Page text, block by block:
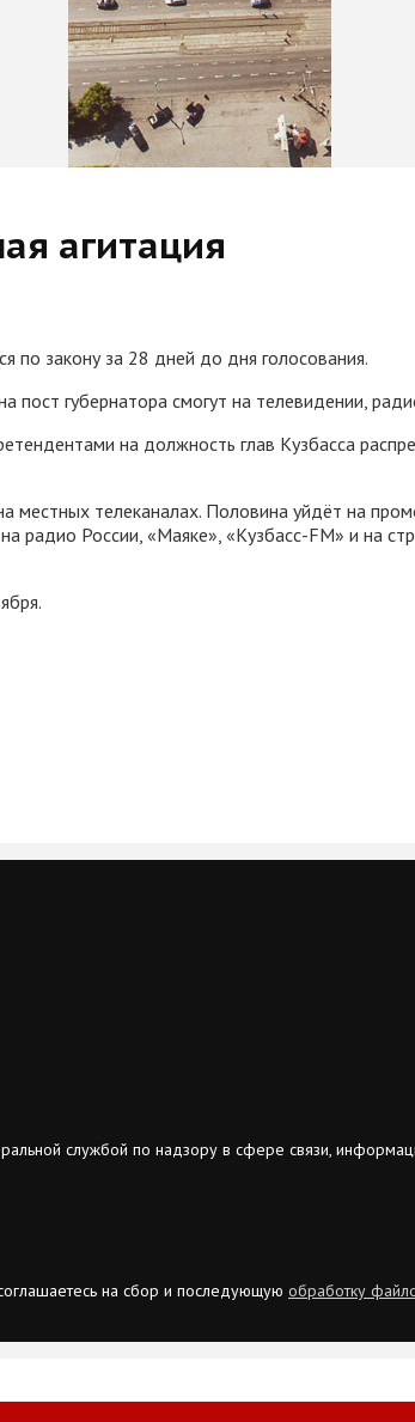
агитация
по закону за 28 дней до дня голосования.
пост губернатора смогут на телевидении,
на должность глав Кузбасса
местных телеканалах. Половина уйдёт на
радио России, «Маяке», «Кузбасс-FM» и на
службой по надзору в сфере связи,
на сбор и последующую обработку